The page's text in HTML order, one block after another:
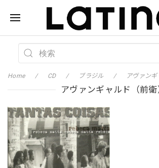
Home CD ブラジル アヴァンギ
アヴァンギャルド（前衛